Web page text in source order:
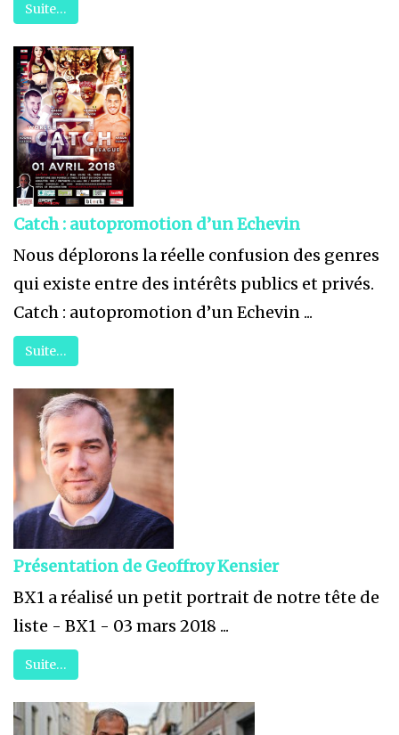
Suite…
Catch : autopromotion d’un Echevin
Nous déplorons la réelle confusion des genres
qui existe entre des intérêts publics et privés.
Catch : autopromotion d’un Echevin ...
Suite…
Présentation de Geoffroy Kensier
BX1 a réalisé un petit portrait de notre tête de
liste - BX1 - 03 mars 2018 ...
Suite…